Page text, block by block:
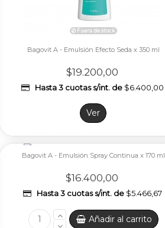
Bagovit A - Emulsión Efecto Seda x 350 ml
$19.200,00
Hasta 3 cuotas s/int. de $6.400,00
Ver
Bagovit A - Emulsión Spray Continua x 170 ml
$16.400,00
Hasta 3 cuotas s/int. de $5.466,67
Añadir al carrito